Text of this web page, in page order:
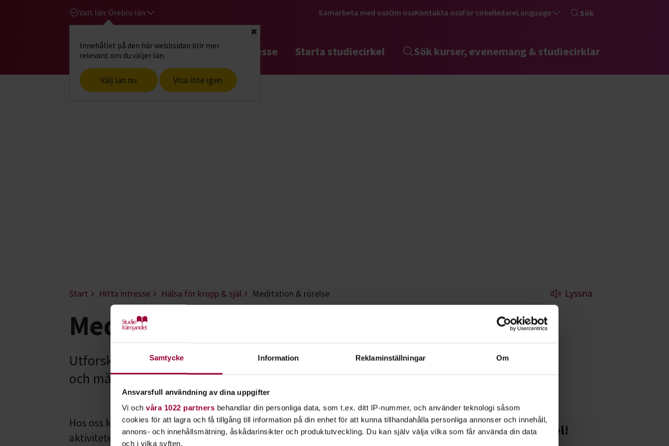
Samtycke Information Reklaminställningar Om
Ansvarsfull användning av dina uppgifter
Vi och våra 1022 partners behandlar din personliga data, som t.ex. ditt IP-nummer, och använder teknologi såsom
cookies för att lagra och få tillgång till information på din enhet för att kunna tillhandahålla personliga annonser och innehåll,
annons- och innehållsmätning, åskådarinsikter och produktutveckling. Du kan själv välja vilka som får använda din data
och i vilka syften.
Valt län: Örebro län
Innehållet på den här webbsidan blir mer
relevant om du väljer län.
Välj län nu Visa inte igen
Stäng
Samarbeta med ossOm ossKontakta ossFör cirkelledareLanguage Sök
Gå till studiefrämjandets startsidaHitta intresse Starta studiecirkel Sök kurser, evenemang & studiecirklar
Start Hitta intresse Hälsa för kropp & själ Meditation & rörelse Lyssna
Meditation & rörelse - Örebro
Utforska meditation och rörelse hos Studiefrämjandet. Varva ned, gå in i dig själv
och må ännu bättre. En underbar känsla!
Hos oss kan du lära digmeditation,yoga,taiji-chenochqigong. Alla dessa
aktiviteter hjälper dig att må ännu bättre och minskar din stress.
Starta en studiecirkel!